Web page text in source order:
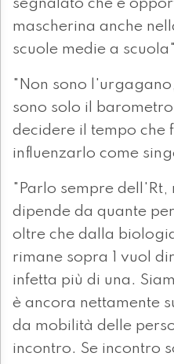
segnalato che è
mascherina anche
scuole medie a
"Non sono
sono solo il
decidere il tempo che
influenzarlo come
"Parlo sempre dell'Rt,
dipende da quante
oltre che dalla
rimane sopra 1 vuol
infetta più di una.
è ancora nettamente
da mobilità delle
incontro. Se incontro